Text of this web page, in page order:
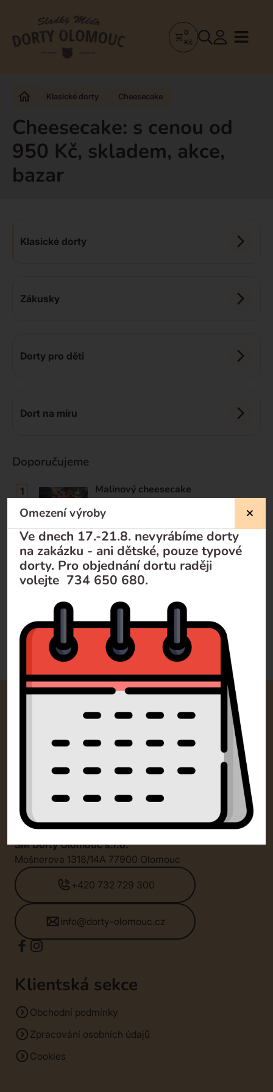
Dorty
dorty
poctivá
cukrárna
0
Kč
Klasické dorty Cheesecake
Cheesecake: s cenou od
950 Kč, skladem, akce,
bazar
Klasické dorty
Zákusky
Dorty pro děti
Dort na míru
Doporučujeme
Malinový cheesecake
990Kč
Toffifee cheesecake
Dodání do 3 pracovních dnů
Doporučujeme Od nejlevnějšího Od nejdražšího
Kontakty
SM Dorty Olomouc s.r.o.
Mošnerova 1318/14A 77900 Olomouc
+420 732 729 300
info@dorty-olomouc.cz
Klientská sekce
Obchodní podmínky
Zpracování osobních údajů
Cookies
Omezení výroby
Ve dnech 17.-21.8. nevyrábíme dorty
na zakázku - ani dětské, pouze typové
dorty. Pro objednání dortu raději
volejte 734 650 680.